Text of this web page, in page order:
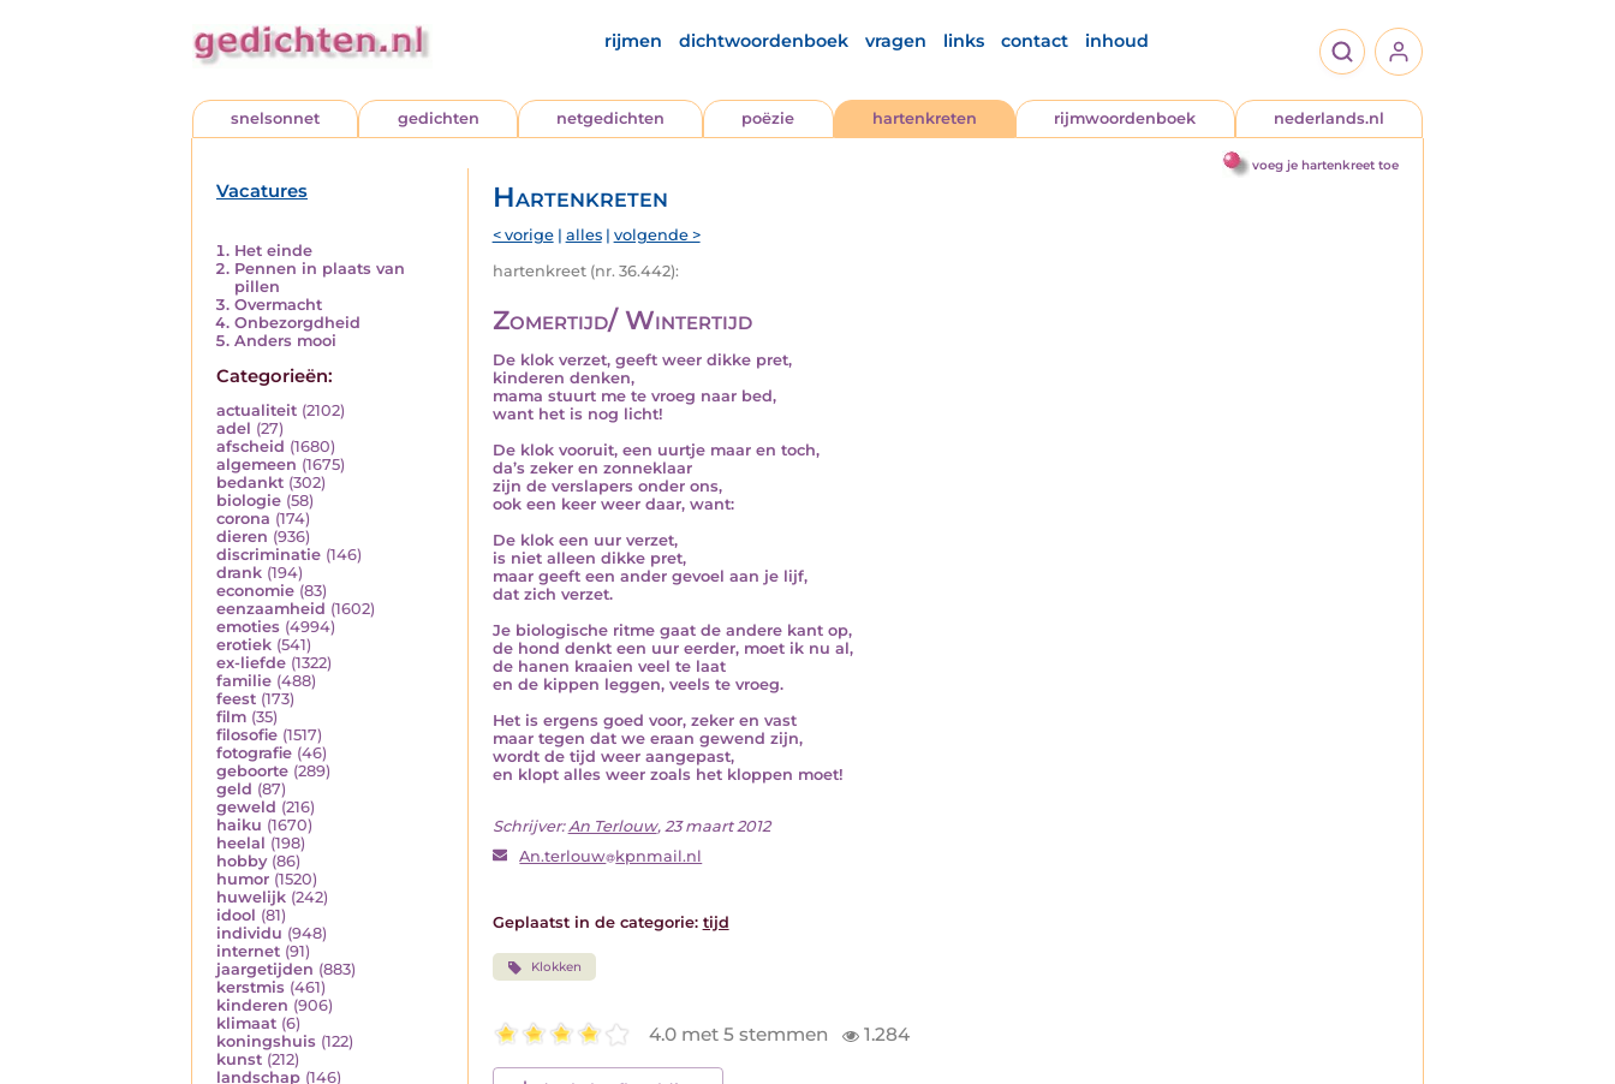
rijmen dichtwoordenboek vragen links contact inhoud
snelsonnet gedichten netgedichten poëzie hartenkreten rijmwoordenboek nederlands.nl
voeg je hartenkreet toe
Vacatures
Het einde
Pennen in plaats van
pillen
Overmacht
Onbezorgdheid
Anders mooi
Categorieën:
actualiteit (2102)
adel (27)
afscheid (1680)
algemeen (1675)
bedankt (302)
biologie (58)
corona (174)
dieren (936)
discriminatie (146)
drank (194)
economie (83)
eenzaamheid (1602)
emoties (4994)
erotiek (541)
ex-liefde (1322)
familie (488)
feest (173)
film (35)
filosofie (1517)
fotografie (46)
geboorte (289)
geld (87)
geweld (216)
haiku (1670)
heelal (198)
hobby (86)
humor (1520)
huwelijk (242)
idool (81)
individu (948)
internet (91)
jaargetijden (883)
kerstmis (461)
kinderen (906)
klimaat (6)
koningshuis (122)
kunst (212)
landschap (146)
Hartenkreten
< vorige| alles| volgende >
hartenkreet (nr. 36.442):
Zomertijd/ Wintertijd
De klok verzet, geeft weer dikke pret,
kinderen denken,
mama stuurt me te vroeg naar bed,
want het is nog licht!
De klok vooruit, een uurtje maar en toch,
da’s zeker en zonneklaar
zijn de verslapers onder ons,
ook een keer weer daar, want:
De klok een uur verzet,
is niet alleen dikke pret,
maar geeft een ander gevoel aan je lijf,
dat zich verzet.
Je biologische ritme gaat de andere kant op,
de hond denkt een uur eerder, moet ik nu al,
de hanen kraaien veel te laat
en de kippen leggen, veels te vroeg.
Het is ergens goed voor, zeker en vast
maar tegen dat we eraan gewend zijn,
wordt de tijd weer aangepast,
en klopt alles weer zoals het kloppen moet!
Schrijver: An Terlouw, 23 maart 2012
An.terlouw kpnmail.nl
Geplaatst in de categorie: tijd
Klokken
4.0 met 5 stemmen 1.284